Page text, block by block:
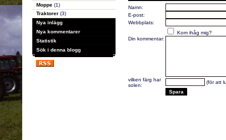
Moppe (1)
Traktorer (3)
Nya inlägg
Nya kommentarer
Statistik
Sök i denna blogg
Namn:
E-post:
Webbplats:
Kom ihåg mig?
Din kommentar:
vilken färg har
solen:
(för att